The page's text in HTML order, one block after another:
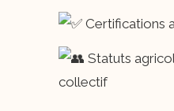
Certifications
Statuts
collectif